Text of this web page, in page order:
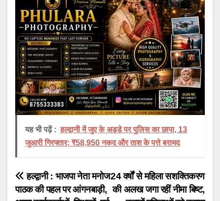
यह भी पढ़ें : हल्द्वानी में जुए के अड्डे पर पुलिस का छापा, 13
जुआरी गिरफ्तार; ₹58,950 नकद और ताश के पत्ते बरामद
Post
24 वर्षों से महिला सशक्तिकरण
की अलख जगा रहीं नीमा बिष्ट,
हल्द्वानी : भाजपा नेता मनोज
पाठक की पहल पर आंगनबाड़ी,